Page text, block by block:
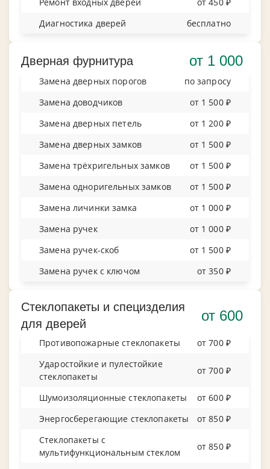
Диагностика дверей
бесплатно
Дверная фурнитура от 1 000
Замена дверных порогов
по запросу
Замена доводчиков
от 1 500 ₽
Замена дверных петель
от 1 200 ₽
Замена дверных замков
от 1 500 ₽
Замена трёхригельных замков
от 1 500 ₽
Замена одноригельных замков
от 1 500 ₽
Замена личинки замка
от 1 000 ₽
Замена ручек
от 1 000 ₽
Замена ручек-скоб
от 1 500 ₽
Замена ручек с ключом
от 350 ₽
Стеклопакеты и специзделия
для дверей
от 600
Противопожарные стеклопакеты
от 700 ₽
Ударостойкие и пулестойкие
стеклопакеты
от 700 ₽
Шумоизоляционные стеклопакеты
от 600 ₽
Энергосберегающие стеклопакеты
от 850 ₽
Стеклопакеты с
мультифункциональным стеклом
от 850 ₽